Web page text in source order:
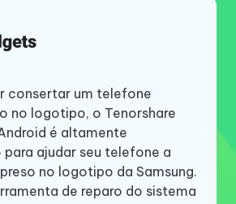
consertar um telefone
no logotipo, o Tenorshare
é altamente
ajudar seu telefone a
no logotipo da Samsung.
de reparo do sistema
para Android é uma
de reparo do sistema
ser usada para corrigir o
Se você tem Samsung
após a redefinição de
para Android é a
resolver vários problemas